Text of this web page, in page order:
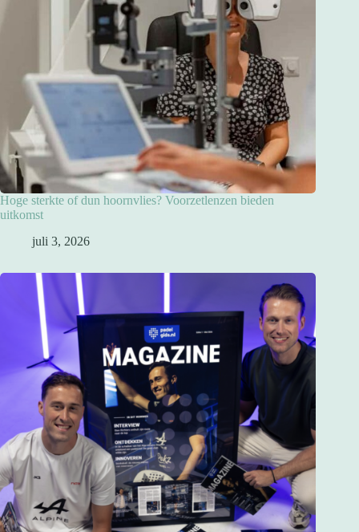
Hoge sterkte of dun hoornvlies? Voorzetlenzen bieden
uitkomst
juli 3, 2026